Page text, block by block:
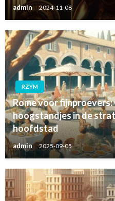
admin 2024-11-08
RZYM
Rome voor fijnproevers:
hoogstandjes in de
hoofdstad
admin 2025-09-05